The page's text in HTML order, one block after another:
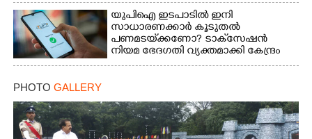
യുപിഐ ഇടപാടിൽ ഇനി
സാധാരണക്കാർ കൂടുതൽ
പണമടയ്‌ക്കണോ?​ ടാക്‌സേഷൻ
നിയമ ഭേദഗതി വ്യക്തമാക്കി കേന്ദ്രം
PHOTO GALLERY
Copy Link